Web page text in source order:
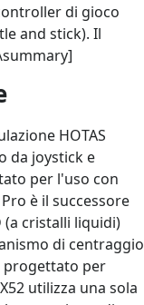
di gioco
and stick). Il
HOTAS
da joystick e
per l'uso con
è il successore
(a cristalli liquidi)
di centraggio
progettato per
utilizza una sola